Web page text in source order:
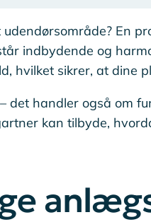
En
indbydende og
hvilket sikrer, at dine
handler også om
kan tilbyde,